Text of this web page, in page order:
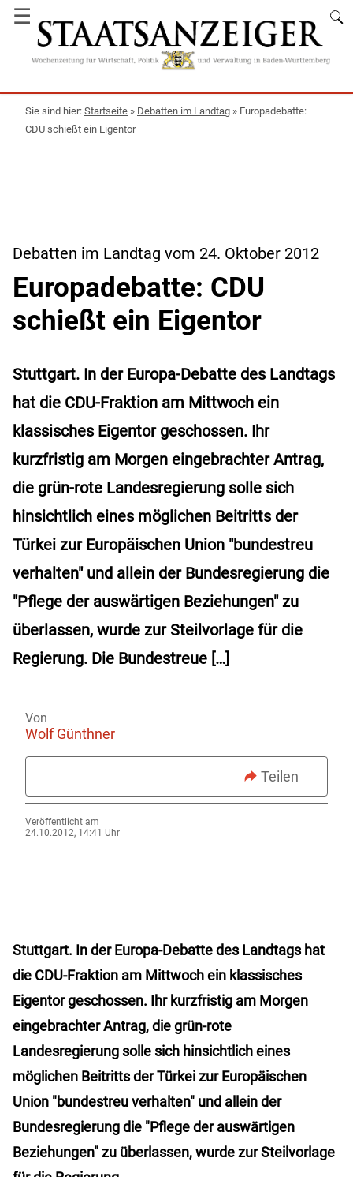
☰
Startseite » Debatten im Landtag » Europadebatte:
CDU schießt ein Eigentor
Debatten im Landtag vom 24. Oktober 2012
Europadebatte: CDU
schießt ein Eigentor
Stuttgart. In der Europa-Debatte des Landtags
hat die CDU-Fraktion am Mittwoch ein
klassisches Eigentor geschossen. Ihr
kurzfristig am Morgen eingebrachter Antrag,
die grün-rote Landesregierung solle sich
hinsichtlich eines möglichen Beitritts der
Türkei zur Europäischen Union "bundestreu
verhalten" und allein der Bundesregierung die
"Pflege der auswärtigen Beziehungen" zu
überlassen, wurde zur Steilvorlage für die
Regierung. Die Bundestreue […]
Von
Wolf Günthner
Teilen
Veröffentlicht am
24.10.2012, 14:41 Uhr
Stuttgart. In der Europa-Debatte des Landtags hat
die CDU-Fraktion am Mittwoch ein klassisches
Eigentor geschossen. Ihr kurzfristig am Morgen
eingebrachter Antrag, die grün-rote
Landesregierung solle sich hinsichtlich eines
möglichen Beitritts der Türkei zur Europäischen
Union "bundestreu verhalten" und allein der
Bundesregierung die "Pflege der auswärtigen
Beziehungen" zu überlassen, wurde zur Steilvorlage